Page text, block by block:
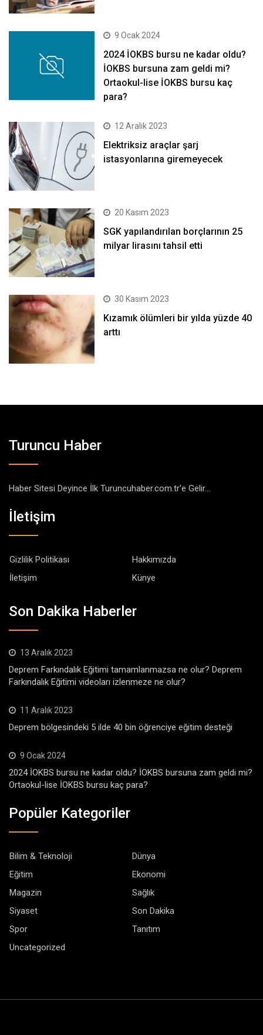
9 Ocak 2024
2024 İOKBS bursu ne kadar oldu?
İOKBS bursuna zam geldi mi?
Ortaokul-lise İOKBS bursu kaç
para?
12 Aralık 2023
Elektriksiz araçlar şarj
istasyonlarına giremeyecek
20 Kasım 2023
SGK yapılandırılan borçlarının 25
milyar lirasını tahsil etti
30 Kasım 2023
Kızamık ölümleri bir yılda yüzde 40
arttı
Turuncu Haber
Haber Sitesi Deyince İlk Turuncuhaber.com.tr'e Gelir...
İletişim
Gizlilik Politikası
Hakkımızda
İletişim
Künye
Son Dakika Haberler
13 Aralık 2023
Deprem Farkındalık Eğitimi tamamlanmazsa ne olur? Deprem
Farkındalık Eğitimi videoları izlenmeze ne olur?
11 Aralık 2023
Deprem bölgesindeki 5 ilde 40 bin öğrenciye eğitim desteği
9 Ocak 2024
2024 İOKBS bursu ne kadar oldu? İOKBS bursuna zam geldi mi?
Ortaokul-lise İOKBS bursu kaç para?
Popüler Kategoriler
Bilim & Teknoloji
Dünya
Eğitim
Ekonomi
Magazin
Sağlık
Siyaset
Son Dakika
Spor
Tanıtım
Uncategorized